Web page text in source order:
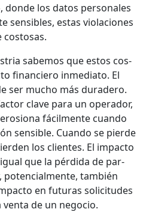
donde los datos per­son­ales
sen­si­bles, estas vio­la­ciones
cos­tosas.
sabe­mos que estos cos­
financiero inmedi­a­to. El
ser mucho más duradero.
clave para un oper­ador,
fácil­mente cuan­do
sen­si­ble. Cuan­do se pierde
los clientes. El impacto
que la pér­di­da de par­
poten­cial­mente, tam­bién
en futuras solic­i­tudes
de un nego­cio.